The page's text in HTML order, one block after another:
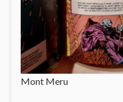
Mont Meru